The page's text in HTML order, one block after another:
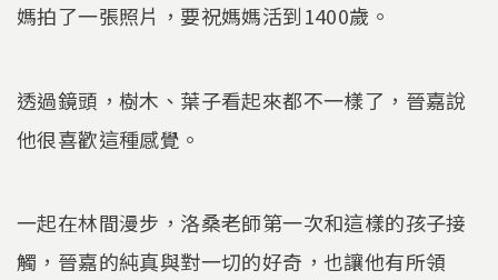
媽拍了一張照片，要祝媽媽活到1400歲。
透過鏡頭，樹木、葉子看起來都不一樣了，晉嘉說
他很喜歡這種感覺。
一起在林間漫步，洛桑老師第一次和這樣的孩子接
觸，晉嘉的純真與對一切的好奇，也讓他有所領